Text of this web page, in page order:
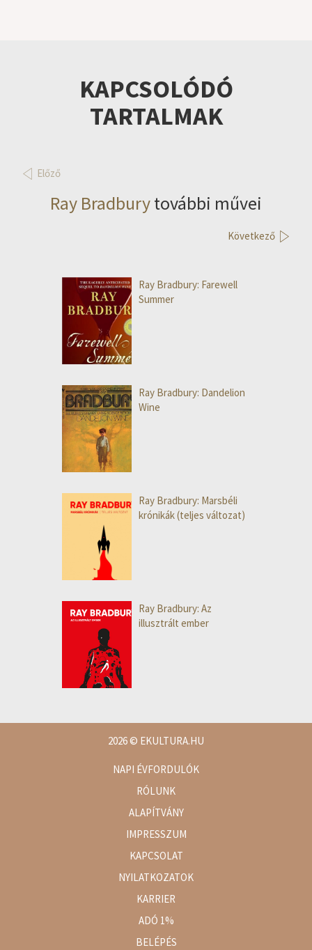
KAPCSOLÓDÓ
TARTALMAK
Előző
Ray Bradburytovábbi művei
Következő
Ray Bradbury: Farewell
Summer
Ray Bradbury: Dandelion
Wine
Ray Bradbury: Marsbéli
krónikák (teljes változat)
Ray Bradbury: Az
illusztrált ember
2026© EKULTURA.HU
NAPI ÉVFORDULÓK
RÓLUNK
ALAPÍTVÁNY
IMPRESSZUM
KAPCSOLAT
NYILATKOZATOK
KARRIER
ADÓ 1%
BELÉPÉS